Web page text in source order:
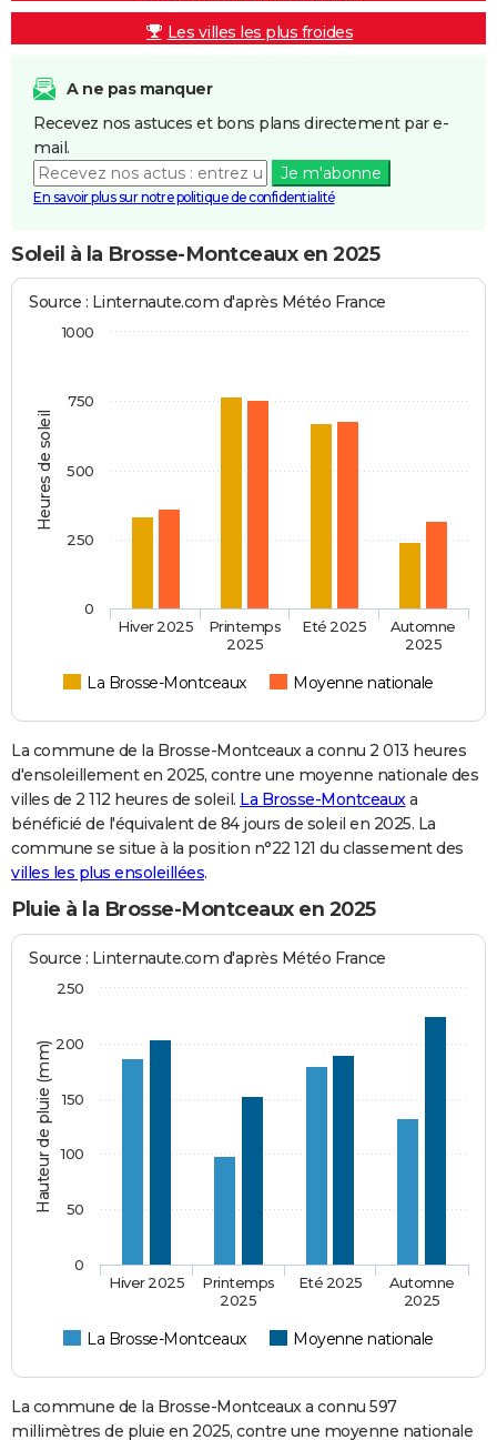
Les villes les plus froides
A ne pas manquer
Recevez nos astuces et bons plans directement par e-
mail.
Je m'abonne
En savoir plus sur notre politique de confidentialité
Soleil à la Brosse-Montceaux en 2025
Heures de soleil
Source : Linternaute.com d'après Météo France
La Brosse-Montceaux Moyenne nationale
Hiver 2025
Printemps
2025
Eté 2025
Automne
2025
0
1000
250
500
750
La commune de la Brosse-Montceaux a connu 2 013 heures
d'ensoleillement en 2025, contre une moyenne nationale des
villes de 2 112 heures de soleil. La Brosse-Montceauxa
bénéficié de l'équivalent de 84 jours de soleil en 2025. La
commune se situe à la position n°22 121 du classement des
villes les plus ensoleillées.
Pluie à la Brosse-Montceaux en 2025
Hauteur de pluie (mm)
Source : Linternaute.com d'après Météo France
La Brosse-Montceaux Moyenne nationale
Hiver 2025
Printemps
2025
Eté 2025
Automne
2025
0
50
100
150
200
250
La commune de la Brosse-Montceaux a connu 597
millimètres de pluie en 2025, contre une moyenne nationale